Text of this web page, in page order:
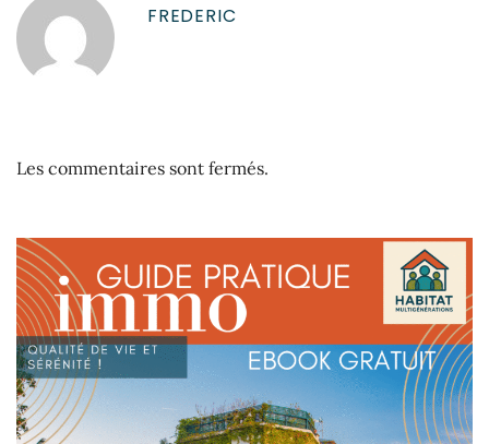
FREDERIC
Les commentaires sont fermés.